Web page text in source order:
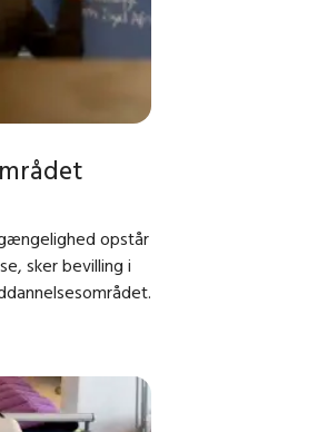
opstår
sker bevilling i